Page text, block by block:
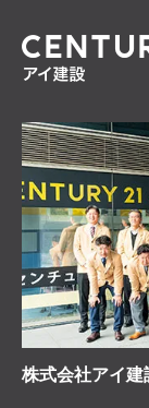
株式会社アイ建